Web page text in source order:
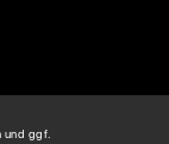
und ggf.